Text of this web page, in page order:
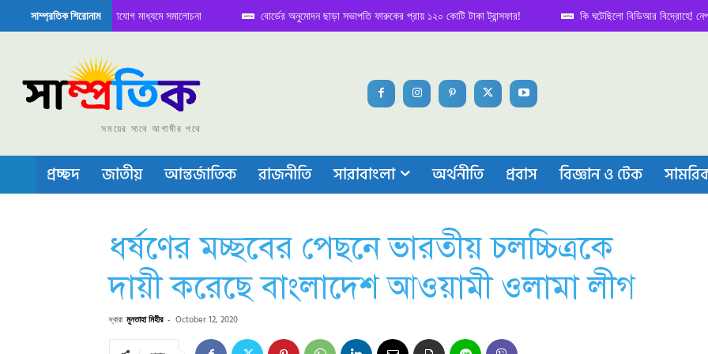
সাম্প্রতিক শিরোনাম
বৈঠক নিয়ে সামাজিক যোগাযোগ মাধ্যমে সমালোচনা বোর্ডের অনুমোদন ছাড়া সভাপতি ফারুকের প্রায় ১২০ কোটি টাকা ট্রান্সফার! কি ঘটেছিলো বিডিআর বিদ্রোহে! নেপথ্য
বা চীপ তৈরিতে নিজের শক্ত অবস্থান জানান দিচ্ছে চীন
সময়ের সাথে আগামীর পথে
প্রচ্ছদ জাতীয় আন্তর্জাতিক রাজনীতি সারাবাংলা অর্থনীতি প্রবাস বিজ্ঞান ও টেক
ধর্ষণের মচ্ছবের পেছনে ভারতীয় চলচ্চিত্রকে
দায়ী করেছে বাংলাদেশ আওয়ামী ওলামা লীগ
দ্বারা মুনতাহা মিহীর - October 12, 2020